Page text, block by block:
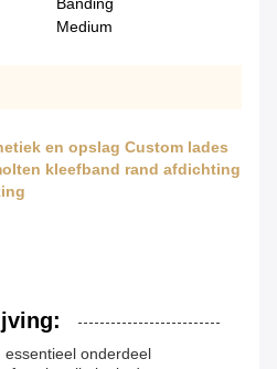
Banding
Medium
en opslag Custom lades
kleefband rand afdichting
essentieel onderdeel